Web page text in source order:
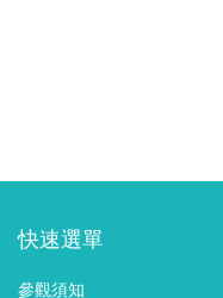
快速選單
參觀須知